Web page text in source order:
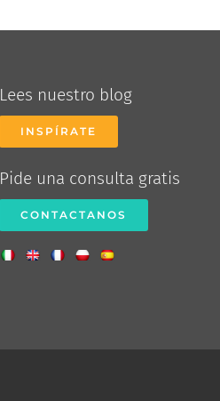
Lees nuestro blog
INSPÍRATE
Pide una consulta gratis
CONTACTANOS